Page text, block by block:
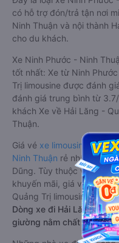
có hỗ trợ đón/trả tận nơi
Ninh Thuận và nội thành
cho du khách.
Xe Ninh Phước - Ninh
tốt nhất: Xe từ Ninh
Trị limousine được đánh
đánh giá trung bình từ
khách Xe về Hải Lăng -
Thuận.
Giá vé xe limousine đi Hải
Ninh Thuận rẻ nhất là
Dũng. Tùy thuộc vào vị trí
khuyến mãi, giá vé Xe
Quảng Trị limousine này
Dòng xe đi Hải Lăng -
giường nằm chất lượng